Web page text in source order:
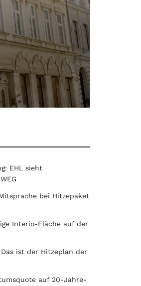
EHL sieht
bei Hitzepaket
Interio-Fläche auf der
ist der Hitzeplan der
auf 20-Jahre-